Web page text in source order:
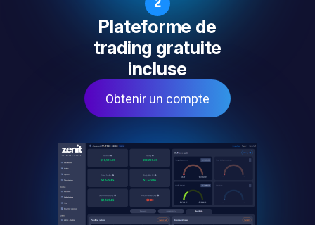
2
Plateforme de
trading gratuite
incluse
Obtenir un compte